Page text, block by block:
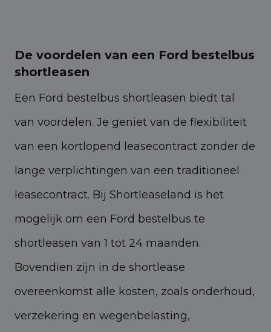
De voordelen van een Ford bestelbus
shortleasen
Een Ford bestelbus shortleasen biedt tal
van voordelen. Je geniet van de flexibiliteit
van een kortlopend leasecontract zonder de
lange verplichtingen van een traditioneel
leasecontract. Bij Shortleaseland is het
mogelijk om een Ford bestelbus te
shortleasen van 1 tot 24 maanden.
Bovendien zijn in de shortlease
overeenkomst alle kosten, zoals onderhoud,
verzekering en wegenbelasting,